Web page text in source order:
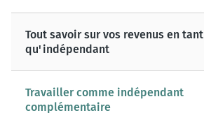
Tout savoir sur vos revenus en tant
qu'indépendant
Travailler comme indépendant
complémentaire